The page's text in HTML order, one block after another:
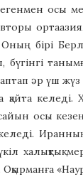
осы
Оның бірі
әр үш жүз
қайта
осы
келеді.
халықтық